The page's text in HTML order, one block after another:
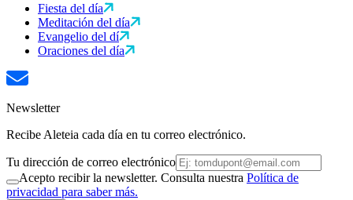
Fiesta del día
Meditación del día
Evangelio del dí
Oraciones del día
Newsletter
Recibe Aleteia cada día en tu correo electrónico.
Tu dirección de correo electrónico
Acepto recibir la newsletter. Consulta nuestra Política de
privacidad para saber más.